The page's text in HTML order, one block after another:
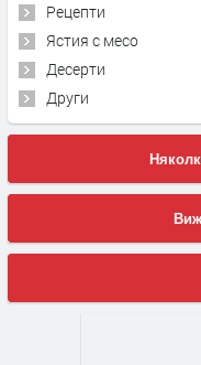
Рецепти
Ястия с месо
Десерти
Други